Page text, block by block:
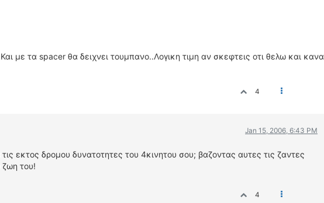
με τα spacer θα δειχνει τουμπανο..Λογικη τιμη αν σκεφτεις οτι θελω και κανα
4
Jan 15, 2006, 6:43 PM
εκτος δρομου δυνατοτητες του 4κινητου σου; βαζοντας αυτες τις ζαντες
ζωη του!
4